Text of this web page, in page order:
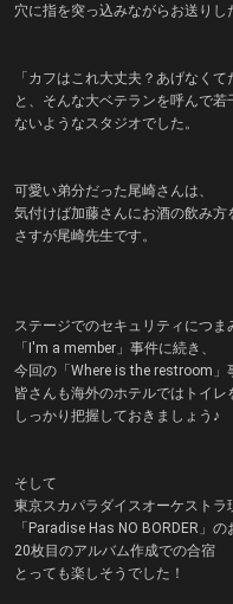
穴に指を突っ込みながらお送りし
「カフはこれ大丈夫？あげなくて
と、そんな大ベテランを呼んで
ないようなスタジオでした。
可愛い弟分だった尾崎さんは、
気付けば加藤さんにお酒の飲み方
さすが尾崎先生です。
ステージでのセキュリティにつ
「I'm a member」事件に続き、
今回の「Where is the restroom」
皆さんも海外のホテルではトイレ
しっかり把握しておきましょう♪
そして
東京スカパラダイスオーケスト
「Paradise Has NO BORDER」の
20枚目のアルバム作成での合宿
とっても楽しそうでした！